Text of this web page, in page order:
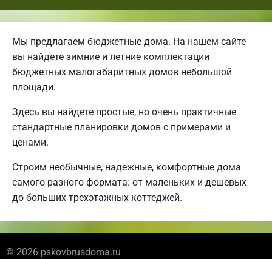
Мы предлагаем бюджетные дома. На нашем сайте
вы найдете зимние и летние комплектации
бюджетных малогабаритных домов небольшой
площади.
Здесь вы найдете простые, но очень практичные
стандартные планировки домов с примерами и
ценами.
Строим необычные, надежные, комфортные дома
самого разного формата: от маленьких и дешевых
до больших трехэтажных коттеджей.
© 2026 pskovbrusdoma.ru